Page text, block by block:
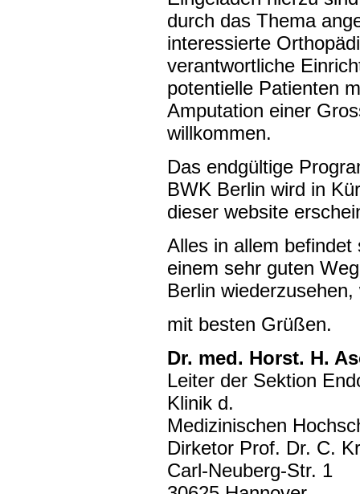
durch das Thema
interessierte
verantwortliche
potentielle Patienten
Amputation einer
willkommen.
Das endgültige
BWK Berlin wird in
dieser website
Alles in allem
einem sehr guten
Berlin
mit besten Grüßen.
Dr. med. Horst. H.
Leiter der Sektion
Klinik d.
Medizinischen
Dirketor Prof. Dr. C.
Carl-Neuberg-Str. 1